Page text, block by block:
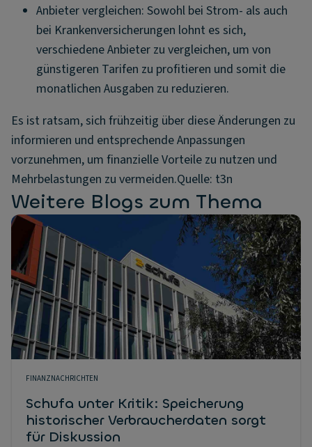
Anbieter vergleichen: Sowohl bei Strom- als auch
bei Krankenversicherungen lohnt es sich,
verschiedene Anbieter zu vergleichen, um von
günstigeren Tarifen zu profitieren und somit die
monatlichen Ausgaben zu reduzieren.
Es ist ratsam, sich frühzeitig über diese Änderungen zu
informieren und entsprechende Anpassungen
vorzunehmen, um finanzielle Vorteile zu nutzen und
Mehrbelastungen zu vermeiden.Quelle: t3n
Weitere Blogs zum Thema
FINANZNACHRICHTEN
Schufa unter Kritik: Speicherung
historischer Verbraucherdaten sorgt
für Diskussion